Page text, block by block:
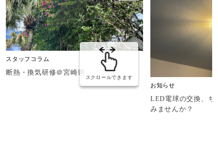
スタッフコラム
断熱・換気研修＠宮崎県
お知らせ
LED電球の交換、ち
みませんか？
スクロールできます